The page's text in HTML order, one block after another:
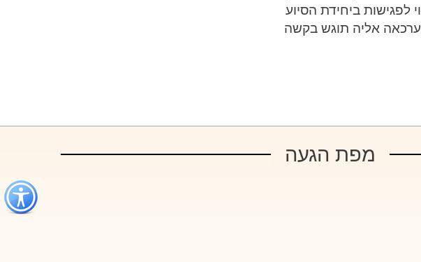
כפתור
לפתיחת
תפריט
לפגישות ביחידת הסיוע
אליה תוגש בקשה
מפת הגעה